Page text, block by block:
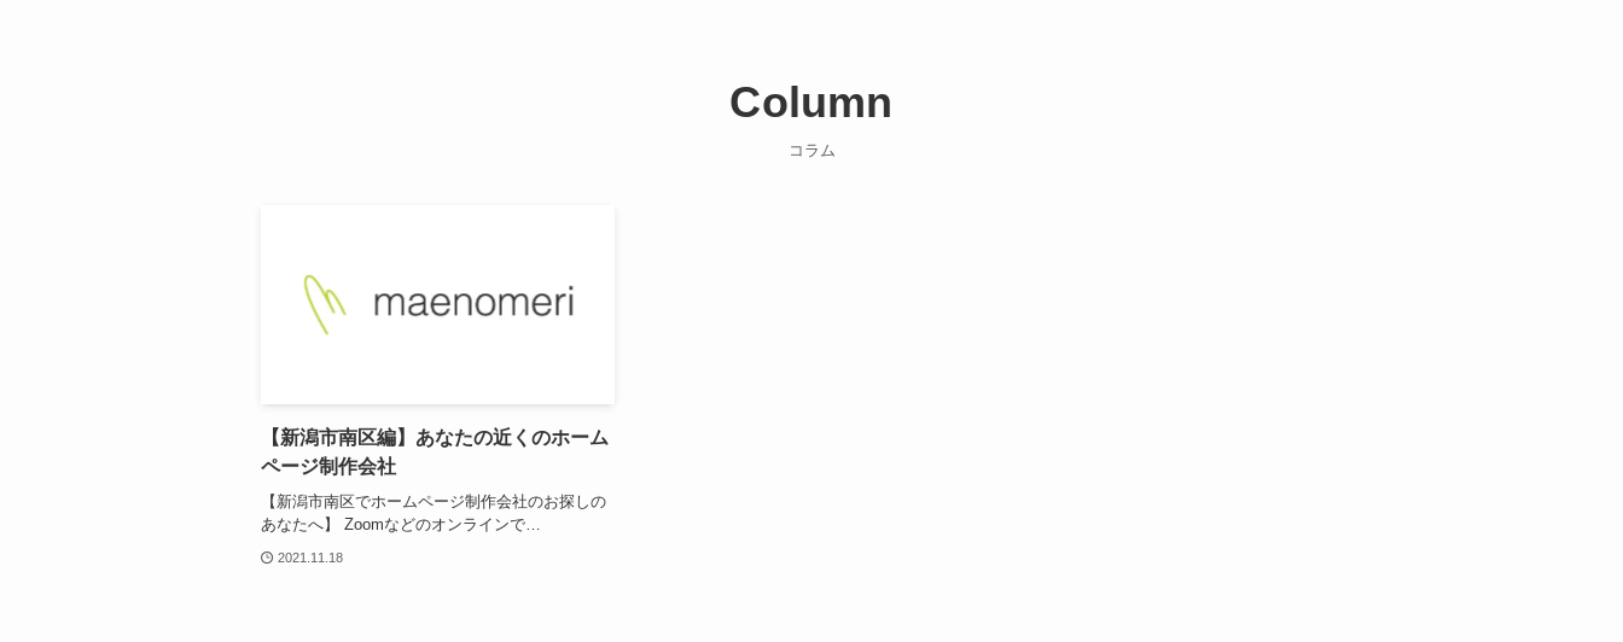
Column
コラム
【新潟市南区編】あなたの近くのホーム
ページ制作会社
【新潟市南区でホームページ制作会社のお探しの
あなたへ】 Zoomなどのオンラインで…
2021.11.18